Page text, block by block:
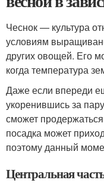
Чеснок — культура
условиям
других овощей. Его
когда температура
Даже если впереди
укоренившись за
сможет
посадка может
поэтому данный
Центральная